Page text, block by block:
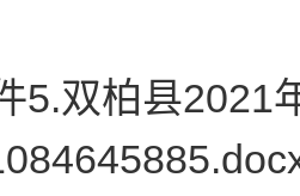
5.双柏县2021